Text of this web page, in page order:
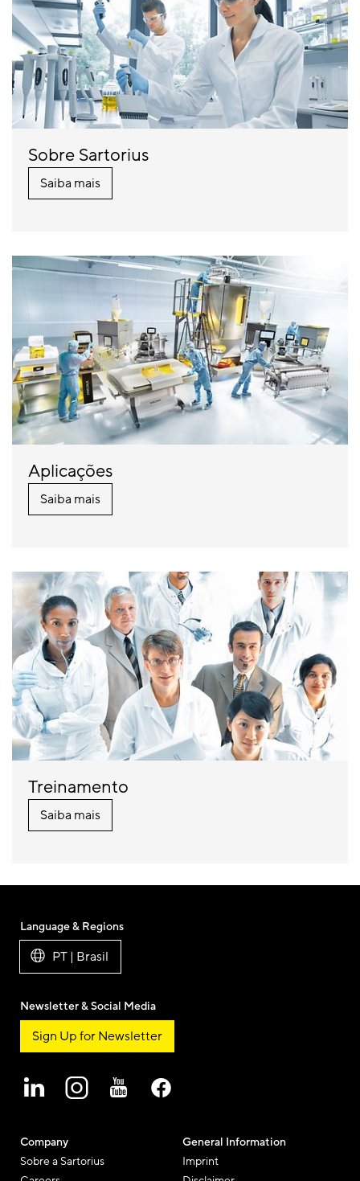
Sobre Sartorius
Saiba mais
Aplicações
Saiba mais
Treinamento
Saiba mais
Company
Sobre a Sartorius
General Information
Imprint
Language & Regions
PT | Brasil
Newsletter & Social Media
Sign Up for Newsletter